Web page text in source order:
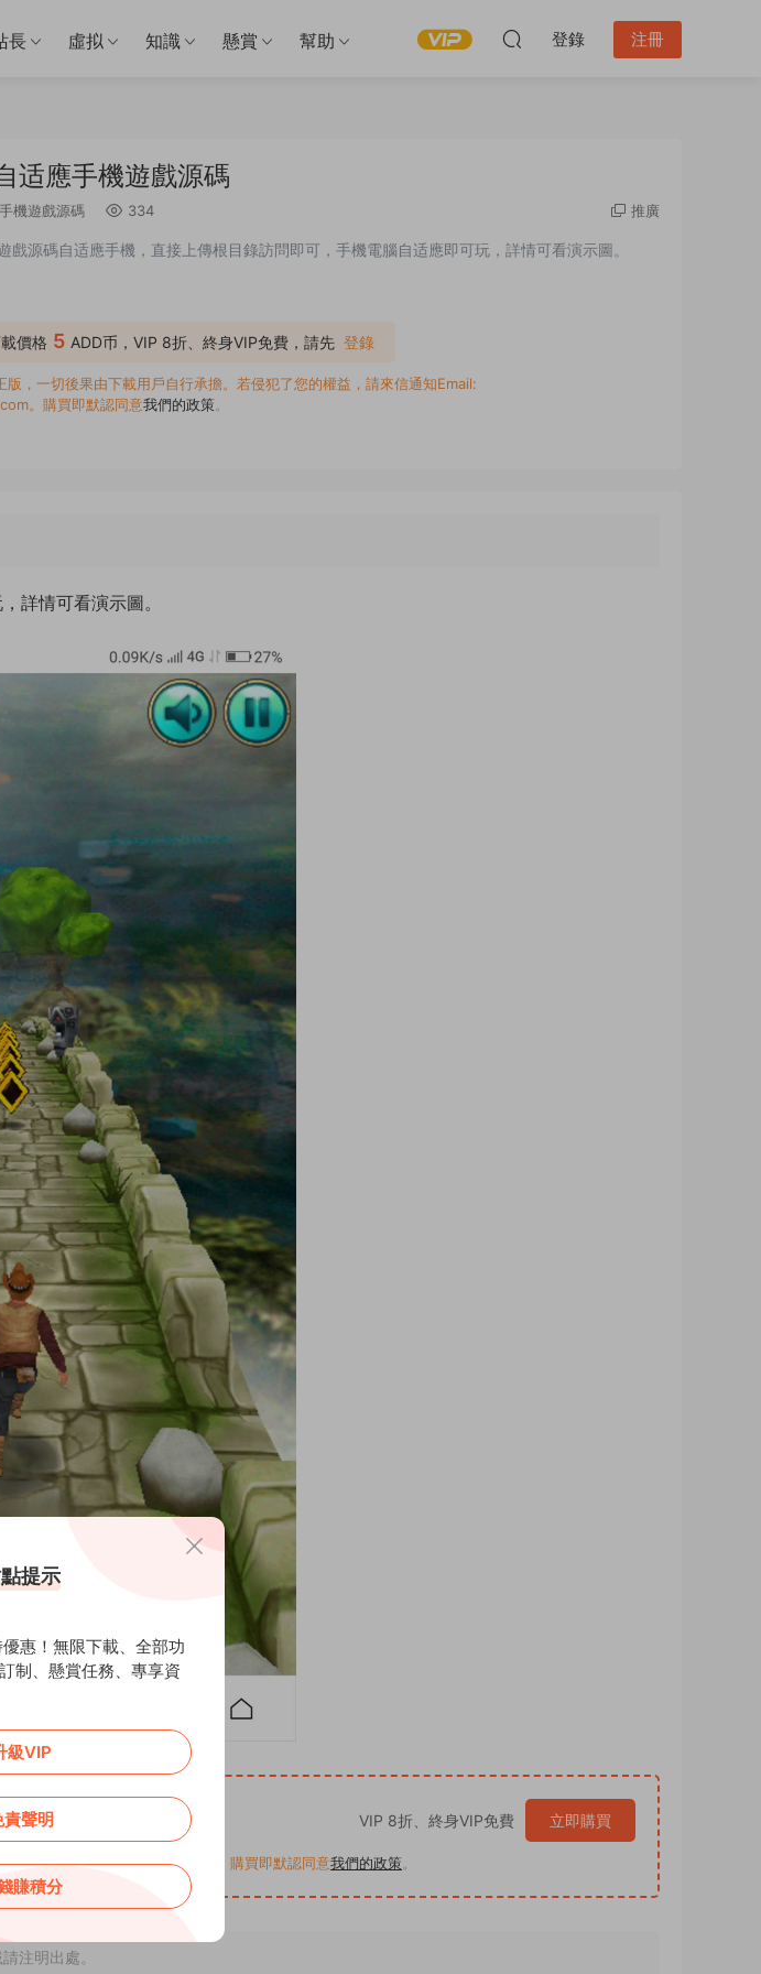
長 虛拟 知識 懸賞 幫助 登錄 注冊
适應手機遊戲源碼
手機遊戲源碼 334 推廣
戲源碼自适應手機，直接上傳根目錄訪問即可，手機電腦自适應即可玩，詳情可看演示圖。
價格 5 ADD币，VIP 8折、終身VIP免費，請先 登錄
版，一切後果由下載用戶自行承擔。若侵犯了您的權益，請來信通知Email:
。購買即默認同意我們的政策。
詳情可看演示圖。
VIP 8折、終身VIP免費 立即購買
support@addprofans.com。購買即默認同意我們的政策。
請注明出處。
提示
惠！無限下載、全部功
制、懸賞任務、專享資
級VIP
責聲明
賺積分